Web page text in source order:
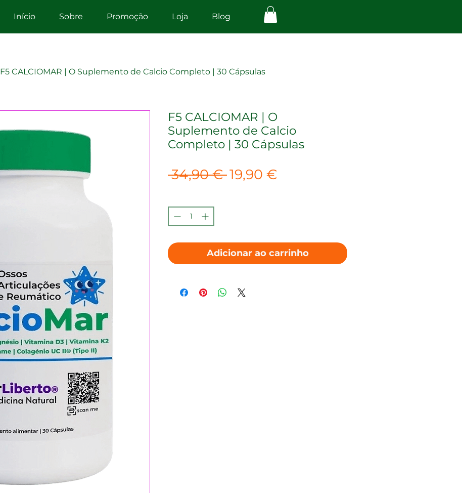
Início Sobre Promoção Loja Blog
F5 CALCIOMAR | O Suplemento de Calcio Completo | 30 Cápsulas
F5 CALCIOMAR | O
Suplemento de Calcio
Completo | 30 Cápsulas
34,90 € Preço
19,90 €
Adicionar ao carrinho